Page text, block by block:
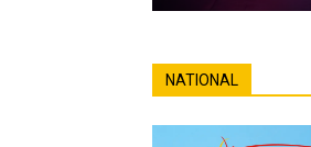
NATIONAL